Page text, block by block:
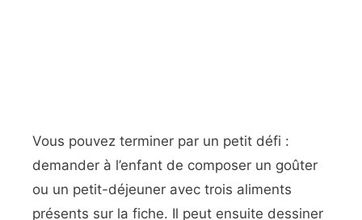
Vous pouvez terminer par un petit défi :
demander à l’enfant de composer un goûter
ou un petit-déjeuner avec trois aliments
présents sur la fiche. Il peut ensuite dessiner